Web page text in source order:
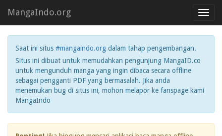
MangaIndo.org
Saat ini situs #mangaindo.org dalam tahap pengembangan.
Situs ini dibuat untuk memudahkan pengunjung MangaID.co
untuk mengunduh manga yang ingin dibaca secara offline
sebagai pengganti PDF yang bermasalah. Jika anda
menemukan bug di situs ini, mohon melapor ke fanspage kami
MangaIndo